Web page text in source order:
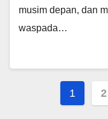
musim depan, dan
waspada…
Posts
1 2